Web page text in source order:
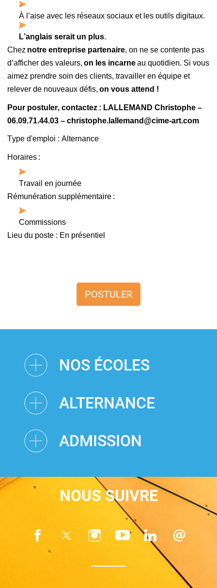
À l’aise avec les réseaux sociaux et les outils digitaux.
L’anglais serait un plus.
Chez notre entreprise partenaire, on ne se contente pas
d’afficher des valeurs, on les incarne au quotidien. Si vous
aimez prendre soin des clients, travailler en équipe et
relever de nouveaux défis, on vous attend !
Pour postuler, contactez : LALLEMAND Christophe –
06.09.71.44.03 – christophe.lallemand@cime-art.com
Type d'emploi : Alternance
Horaires :
Travail en journée
Rémunération supplémentaire :
Commissions
Lieu du poste : En présentiel
POSTULER
NOS ÉCOLES
ALTERNANCE
ADMISSION
NOUS SUIVRE